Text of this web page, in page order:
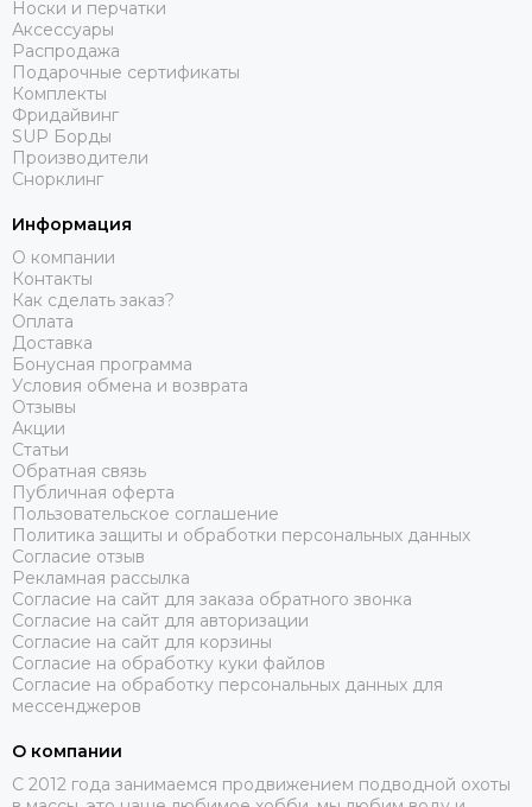
Носки и перчатки
Аксессуары
Распродажа
Подарочные сертификаты
Комплекты
Фридайвинг
SUP Борды
Производители
Снорклинг
Информация
О компании
Контакты
Как сделать заказ?
Оплата
Доставка
Бонусная программа
Условия обмена и возврата
Отзывы
Акции
Статьи
Обратная связь
Публичная оферта
Пользовательское соглашение
Политика защиты и обработки персональных данных
Согласие отзыв
Рекламная рассылка
Согласие на сайт для заказа обратного звонка
Согласие на сайт для авторизации
Согласие на сайт для корзины
Согласие на обработку куки файлов
Согласие на обработку персональных данных для
мессенджеров
О компании
C 2012 года занимаемся продвижением подводной охоты